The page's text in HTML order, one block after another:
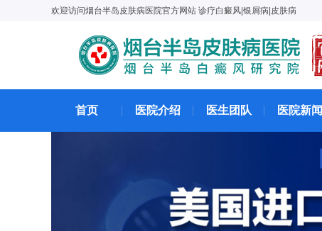
欢迎访问烟台半岛皮肤病医院官方网站 诊疗白癜风|银屑病|皮肤病
首页 医院介绍 医生团队 医院新闻